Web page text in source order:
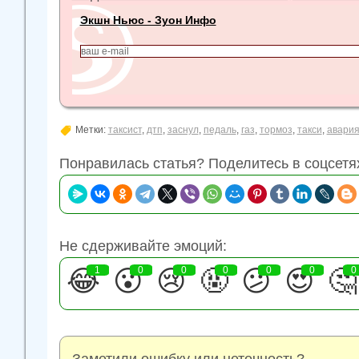
Экшн Ньюс - Зуон Инфо
Метки: таксист, дтп, заснул, педаль, газ, тормоз, такси, авария
Понравилась статья? Поделитесь в
Не сдерживайте эмоций:
😂
1 😮
0 😢
0 🤬
0 😕
0 😍
0 🤔
0